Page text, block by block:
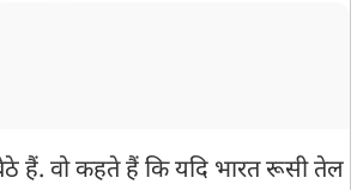
हैं. वो कहते हैं कि यदि भारत रूसी तेल